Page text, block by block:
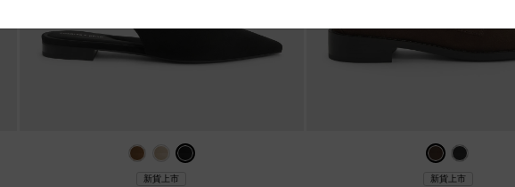
新貨上市 新貨上市